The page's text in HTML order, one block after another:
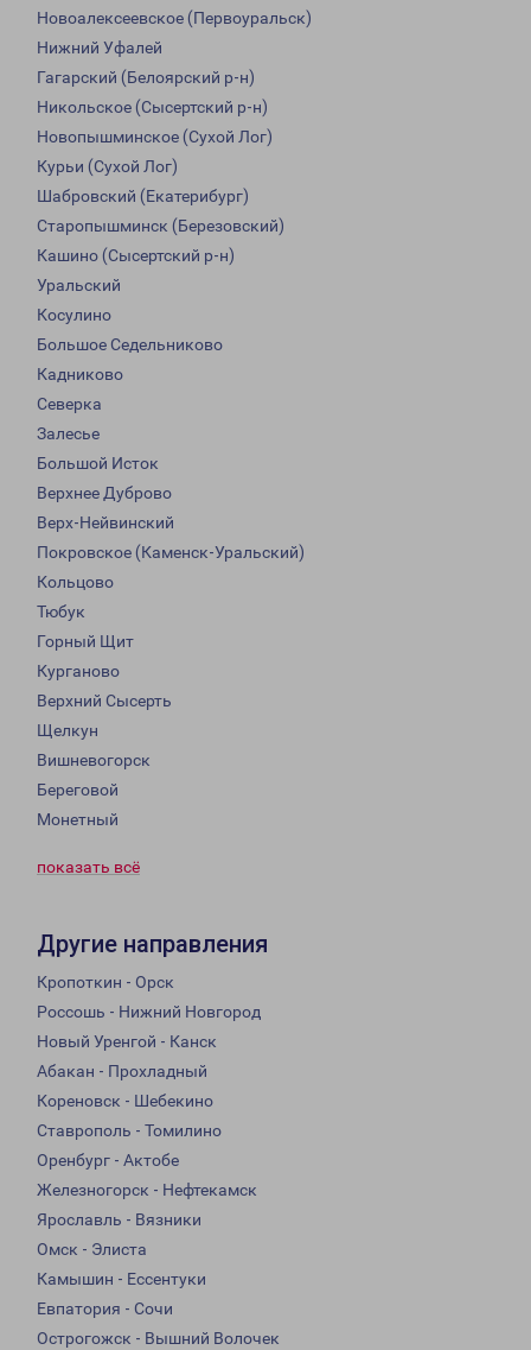
Новоалексеевское (Первоуральск)
Нижний Уфалей
Гагарский (Белоярский р-н)
Никольское (Сысертский р-н)
Новопышминское (Сухой Лог)
Курьи (Сухой Лог)
Шабровский (Екатерибург)
Старопышминск (Березовский)
Кашино (Сысертский р-н)
Уральский
Косулино
Большое Седельниково
Кадниково
Северка
Залесье
Большой Исток
Верхнее Дуброво
Верх-Нейвинский
Покровское (Каменск-Уральский)
Кольцово
Тюбук
Горный Щит
Курганово
Верхний Сысерть
Щелкун
Вишневогорск
Береговой
Монетный
показать всё
Другие направления
Кропоткин - Орск
Россошь - Нижний Новгород
Новый Уренгой - Канск
Абакан - Прохладный
Кореновск - Шебекино
Ставрополь - Томилино
Оренбург - Актобе
Железногорск - Нефтекамск
Ярославль - Вязники
Омск - Элиста
Камышин - Ессентуки
Евпатория - Сочи
Острогожск - Вышний Волочек